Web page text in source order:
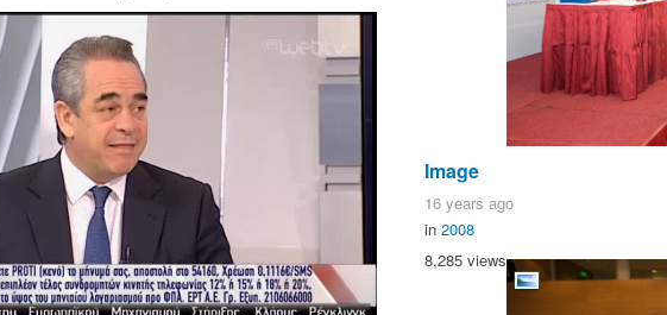
Image
16 years ago
in 2008
8,285 views